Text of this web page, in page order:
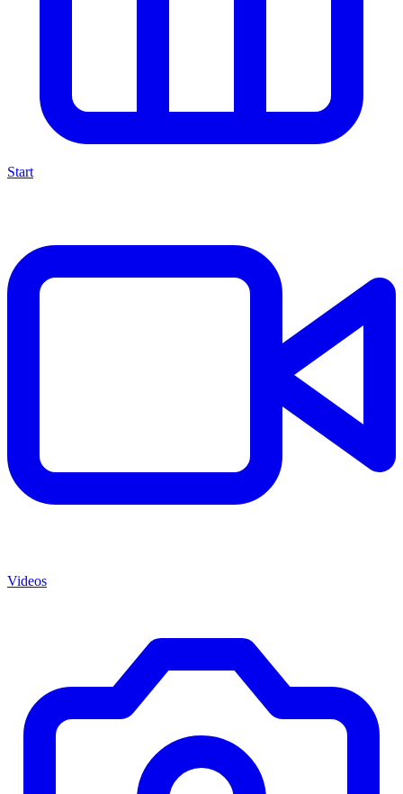
Start
Videos